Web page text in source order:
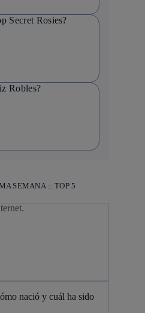
Secret Rosies?
Robles?
SEMANA :: TOP 5
nació y cuál ha sido